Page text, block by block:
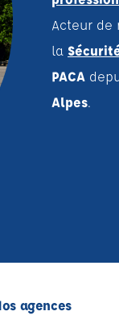
Acteur de
la
PACA
Alpes.
agences